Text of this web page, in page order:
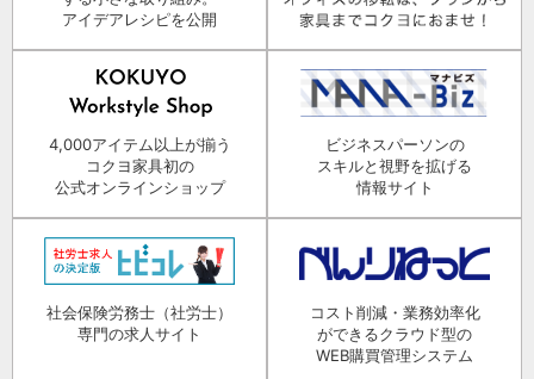
アイデアレシピを公開
4,000アイテム以上が揃う
コクヨ家具初の
公式オンラインショップ
ビジネスパーソンの
スキルと視野を拡げる
情報サイト
社会保険労務士（社労士）
専門の求人サイト
コスト削減・業務効率化
ができるクラウド型の
WEB購買管理システム